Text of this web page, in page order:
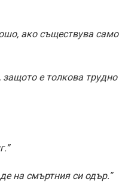
ако съществува само
е толкова трудно
на смъртния си одър.”